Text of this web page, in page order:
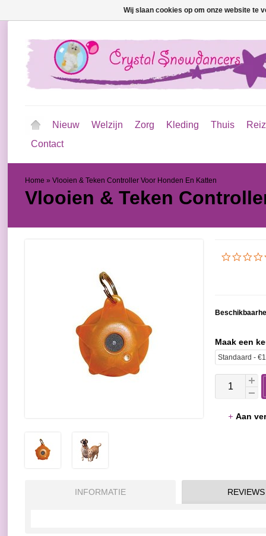
Nieuw Welzijn Zorg Kleding Thuis
Contact
Home » Vlooien & Teken Controller Voor Honden En Katten
Vlooien & Teken
Maak een
Aan
INFORMATIE REVIEWS
Wij slaan cookies op om onze website te